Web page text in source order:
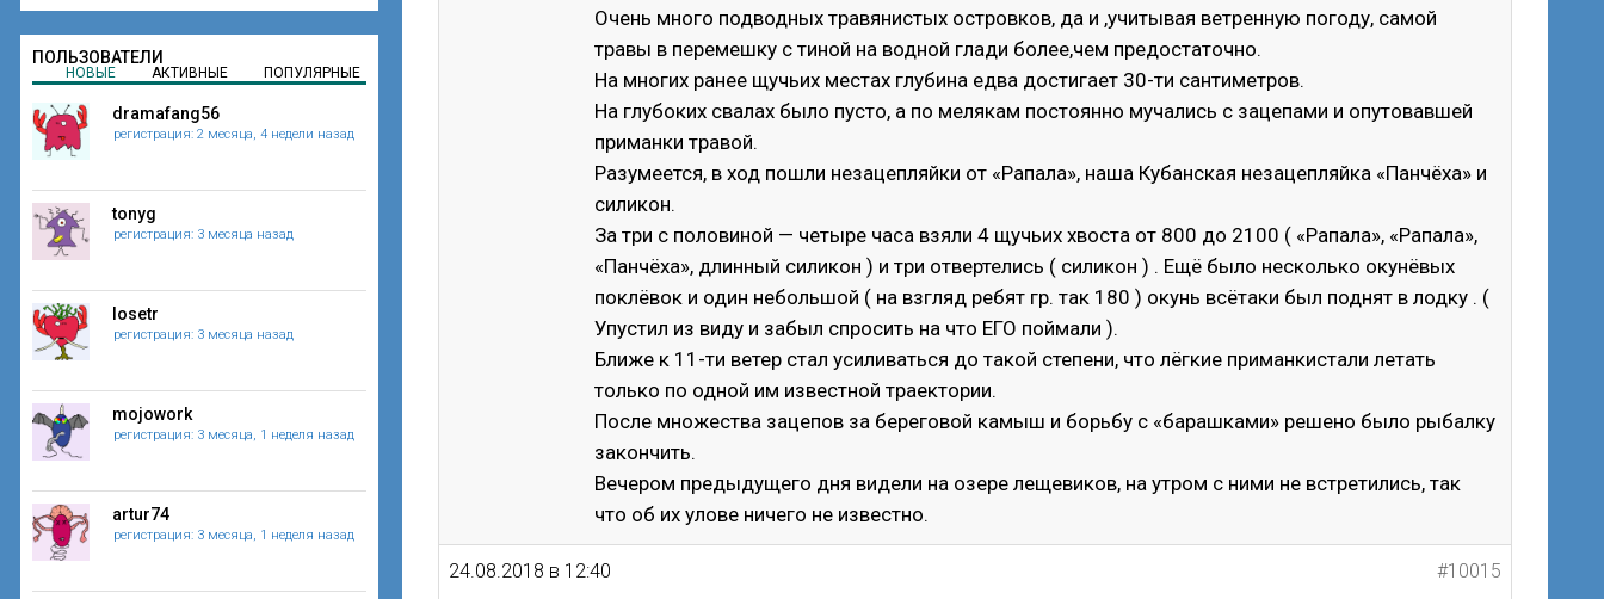
Очень много подводных травянистых островков, да и ,учитывая ветренную погоду, самой
травы в перемешку с тиной на водной глади более,чем предостаточно.
На многих ранее щучьих местах глубина едва достигает 30-ти сантиметров.
На глубоких свалах было пусто, а по мелякам постоянно мучались с зацепами и опутовавшей
приманки травой.
Разумеется, в ход пошли незацепляйки от «Рапала», наша Кубанская незацепляйка «Панчёха» и
силикон.
За три с половиной — четыре часа взяли 4 щучьих хвоста от 800 до 2100 ( «Рапала», «Рапала»,
«Панчёха», длинный силикон ) и три отвертелись ( силикон ) . Ещё было несколько окунёвых
поклёвок и один небольшой ( на взгляд ребят гр. так 180 ) окунь всётаки был поднят в лодку . (
Упустил из виду и забыл спросить на что ЕГО поймали ).
Ближе к 11-ти ветер стал усиливаться до такой степени, что лёгкие приманкистали летать
только по одной им известной траектории.
После множества зацепов за береговой камыш и борьбу с «барашками» решено было рыбалку
закончить.
Вечером предыдущего дня видели на озере лещевиков, на утром с ними не встретились, так
что об их улове ничего не известно.
24.08.2018 в 12:40 #10015
ПОЛЬЗОВАТЕЛИ
НОВЫЕ АКТИВНЫЕ ПОПУЛЯРНЫЕ
dramafang56
регистрация: 2 месяца, 4 недели назад
tonyg
регистрация: 3 месяца назад
losetr
регистрация: 3 месяца назад
mojowork
регистрация: 3 месяца, 1 неделя назад
artur74
регистрация: 3 месяца, 1 неделя назад